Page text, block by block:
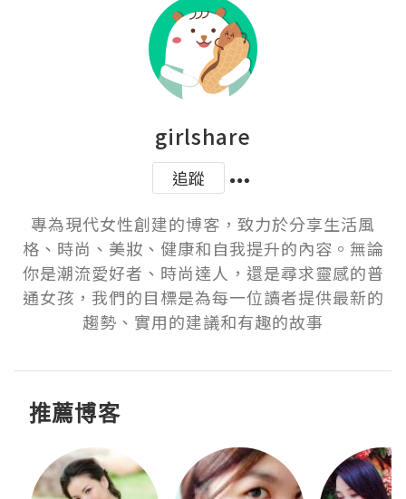
girlshare
追蹤
專為現代女性創建的博客，致力於分享生活風
格、時尚、美妝、健康和自我提升的內容。無論
你是潮流愛好者、時尚達人，還是尋求靈感的普
通女孩，我們的目標是為每一位讀者提供最新的
趨勢、實用的建議和有趣的故事
推薦博客